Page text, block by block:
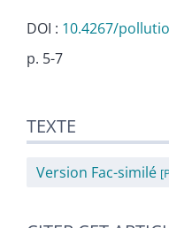
DOI : 10.4267/
p. 5-7
Citer cet article
Auteur
TEXTE
Version Fac-similé